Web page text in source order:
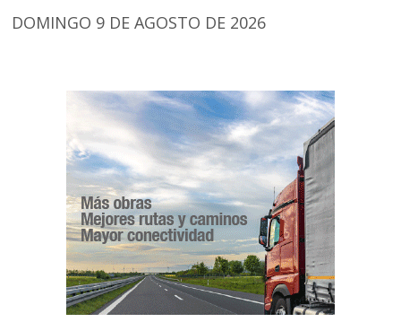
DOMINGO 9 DE AGOSTO DE 2026